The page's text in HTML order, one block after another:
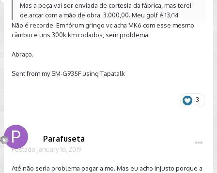
Mas a peça vai ser enviada de cortesia da fábrica, mas terei
de arcar com a mão de obra, 3.000,00. Meu golf é 13/14
Não é recorde. Em fórum gringo vc acha MK6 com esse mesmo
câmbio e uns 300k km rodados, sem problema.
Abraço.
Sent from my SM-G935F using Tapatalk
3
Parafuseta
Postado January 16, 2019
Até não seria problema pagar a mo. Mas eu acho injusto porque a